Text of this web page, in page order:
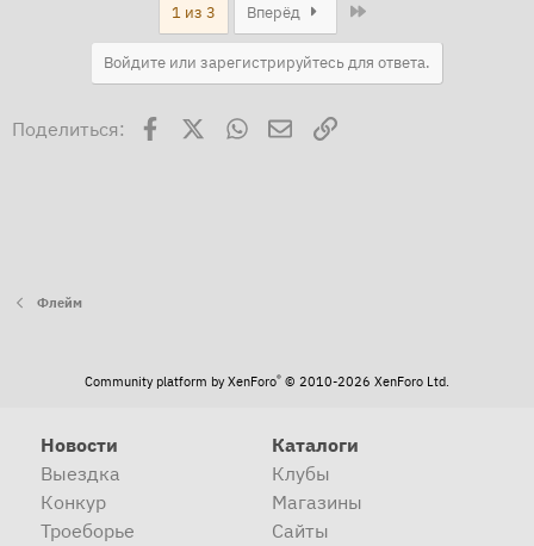
1 из 3 Вперёд
Войдите или зарегистрируйтесь для ответа.
Поделиться: Facebook WhatsAppЭлектронная почта
Ссылка
Флейм
Community platform by XenForo® © 2010-2026 XenForo Ltd.
Новости
Выездка
Конкур
Троеборье
Каталоги
Клубы
Магазины
Сайты